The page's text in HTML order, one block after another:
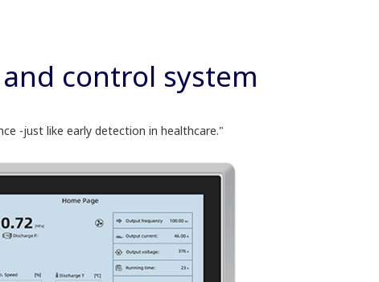
control system
-just like early detection in healthcare."